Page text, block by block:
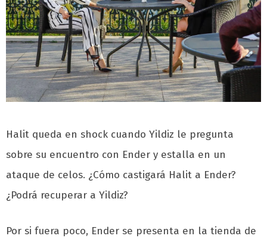
Halit queda en shock cuando Yildiz le pregunta
sobre su encuentro con Ender y estalla en un
ataque de celos. ¿Cómo castigará Halit a Ender?
¿Podrá recuperar a Yildiz?
Por si fuera poco, Ender se presenta en la tienda de